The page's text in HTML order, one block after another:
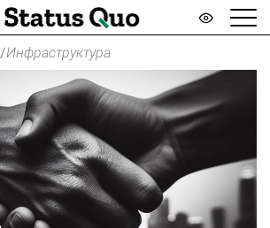
/Инфраструктура